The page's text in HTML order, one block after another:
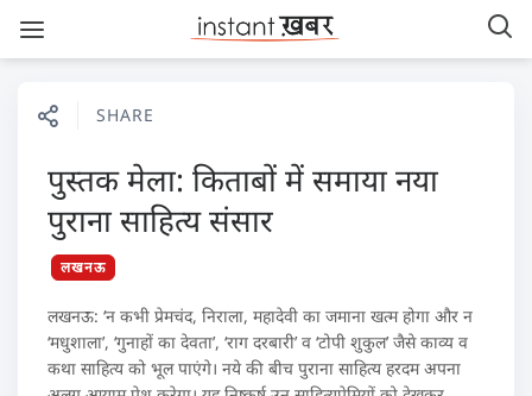
SHARE
पुस्तक मेला: किताबों में समाया नया
पुराना साहित्य संसार
लखनऊ
लखनऊ: ‘न कभी प्रेमचंद, निराला, महादेवी का जमाना खत्म होगा और न
‘मधुशाला’, ‘गुनाहों का देवता’, ‘राग दरबारी’ व ‘टोपी शुकुल’ जैसे काव्य व
कथा साहित्य को भूल पाएंगे। नये की बीच पुराना साहित्य हरदम अपना